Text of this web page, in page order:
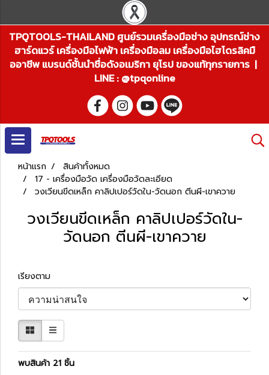
TPQTOOLS-THAILAND ศูนย์รวมเครื่องมือช่าง อุปกรณ์ช่าง
ฮาร์ดแวร์ เครื่องมือไฟฟ้า เครื่องมือลม เครื่องมือไฮโดรลิคมื
ออาชีพ แบรนด์ชั้นนำชื่อดังอเมริกา ยุโรป ของแท้ทุกรายการ |
LINE : @tpqonline
หน้าแรก
สินค้าทั้งหมด
17 - เครื่องมือวัด เครื่องมือวัดละเอียด
วงเวียนขีดเหล็ก คาลิปเปอร์วัดใน-วัดนอก ตีนผี-เขาควาย
วงเวียนขีดเหล็ก คาลิปเปอร์วัดใน-
วัดนอก ตีนผี-เขาควาย
เรียงตาม
พบสินค้า 21 ชิ้น